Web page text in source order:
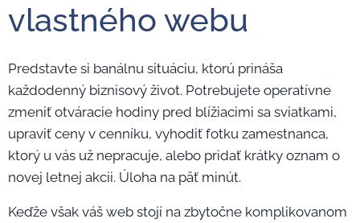
vlastného webu
Predstavte si banálnu situáciu, ktorú prináša
každodenný biznisový život. Potrebujete operatívne
zmeniť otváracie hodiny pred blížiacimi sa sviatkami,
upraviť ceny v cenníku, vyhodiť fotku zamestnanca,
ktorý u vás už nepracuje, alebo pridať krátky oznam o
novej letnej akcii. Úloha na päť minút.
Keďže však váš web stojí na zbytočne komplikovanom